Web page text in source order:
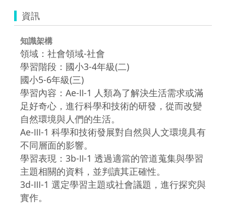
資訊
知識架構
領域：社會領域-社會
學習階段：國小3-4年級(二)
國小5-6年級(三)
學習內容：Ae-Ⅱ-1 人類為了解決生活需求或滿
足好奇心，進行科學和技術的研發，從而改變
自然環境與人們的生活。
Ae-Ⅲ-1 科學和技術發展對自然與人文環境具有
不同層面的影響。
學習表現：3b-Ⅱ-1 透過適當的管道蒐集與學習
主題相關的資料，並判讀其正確性。
3d-Ⅲ-1 選定學習主題或社會議題，進行探究與
實作。